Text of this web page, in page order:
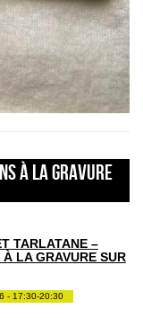
À LA GRAVURE
TARLATANE –
LA GRAVURE SUR
- 17:30-20:30